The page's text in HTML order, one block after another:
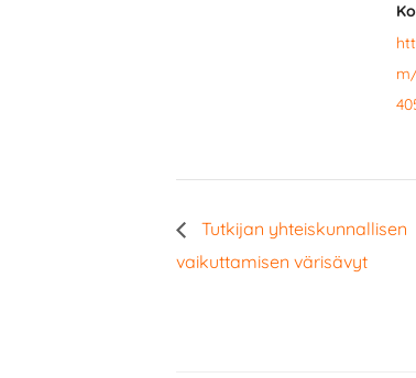
Tutkijan yhteiskunnallisen
vaikuttamisen värisävyt